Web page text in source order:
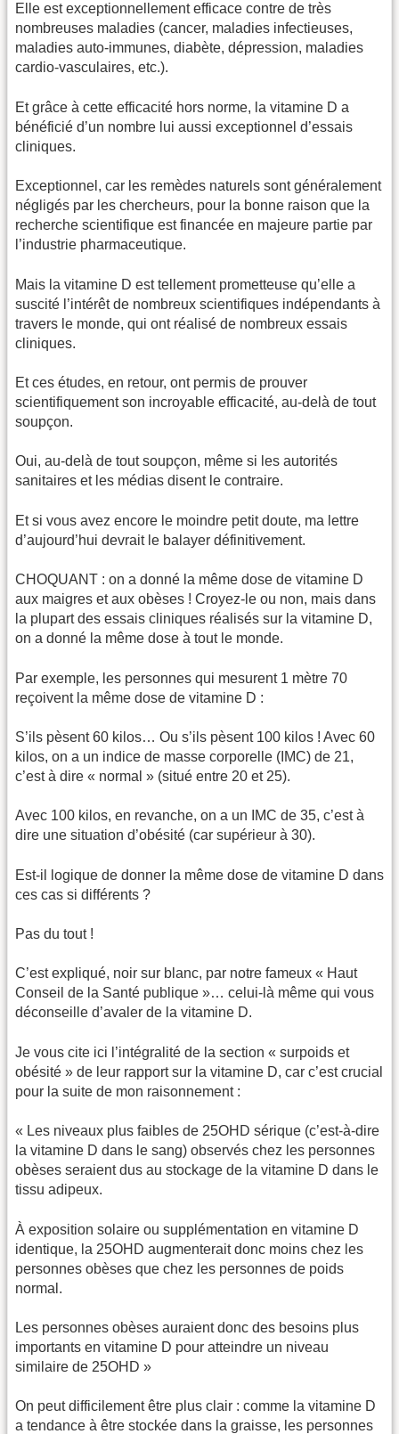
Elle est exceptionnellement efficace contre de très
nombreuses maladies (cancer, maladies infectieuses,
maladies auto-immunes, diabète, dépression, maladies
cardio-vasculaires, etc.).
Et grâce à cette efficacité hors norme, la vitamine D a
bénéficié d’un nombre lui aussi exceptionnel d’essais
cliniques.
Exceptionnel, car les remèdes naturels sont généralement
négligés par les chercheurs, pour la bonne raison que la
recherche scientifique est financée en majeure partie par
l’industrie pharmaceutique.
Mais la vitamine D est tellement prometteuse qu’elle a
suscité l’intérêt de nombreux scientifiques indépendants à
travers le monde, qui ont réalisé de nombreux essais
cliniques.
Et ces études, en retour, ont permis de prouver
scientifiquement son incroyable efficacité, au-delà de tout
soupçon.
Oui, au-delà de tout soupçon, même si les autorités
sanitaires et les médias disent le contraire.
Et si vous avez encore le moindre petit doute, ma lettre
d’aujourd’hui devrait le balayer définitivement.
CHOQUANT : on a donné la même dose de vitamine D
aux maigres et aux obèses ! Croyez-le ou non, mais dans
la plupart des essais cliniques réalisés sur la vitamine D,
on a donné la même dose à tout le monde.
Par exemple, les personnes qui mesurent 1 mètre 70
reçoivent la même dose de vitamine D :
S’ils pèsent 60 kilos… Ou s’ils pèsent 100 kilos ! Avec 60
kilos, on a un indice de masse corporelle (IMC) de 21,
c’est à dire « normal » (situé entre 20 et 25).
Avec 100 kilos, en revanche, on a un IMC de 35, c’est à
dire une situation d’obésité (car supérieur à 30).
Est-il logique de donner la même dose de vitamine D dans
ces cas si différents ?
Pas du tout !
C’est expliqué, noir sur blanc, par notre fameux « Haut
Conseil de la Santé publique »… celui-là même qui vous
déconseille d’avaler de la vitamine D.
Je vous cite ici l’intégralité de la section « surpoids et
obésité » de leur rapport sur la vitamine D, car c’est crucial
pour la suite de mon raisonnement :
« Les niveaux plus faibles de 25OHD sérique (c’est-à-dire
la vitamine D dans le sang) observés chez les personnes
obèses seraient dus au stockage de la vitamine D dans le
tissu adipeux.
À exposition solaire ou supplémentation en vitamine D
identique, la 25OHD augmenterait donc moins chez les
personnes obèses que chez les personnes de poids
normal.
Les personnes obèses auraient donc des besoins plus
importants en vitamine D pour atteindre un niveau
similaire de 25OHD »
On peut difficilement être plus clair : comme la vitamine D
a tendance à être stockée dans la graisse, les personnes